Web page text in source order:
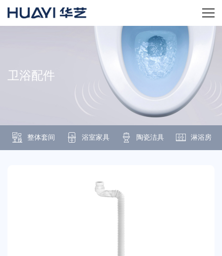
关于华艺
新闻资讯
招商加盟
卫浴配件
整体套间 浴室家具 陶瓷洁具 淋浴房